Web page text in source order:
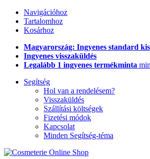
Navigációhoz
Tartalomhoz
Kosárhoz
Magyarország: Ingyenes standard
Ingyenes visszaküldés
Legalább 1 ingyenes termékminta
Segítség
Hol van a rendelésem?
Visszaküldés
Szállítási költségek
Fizetési módok
Kapcsolat
Minden Segítség-téma